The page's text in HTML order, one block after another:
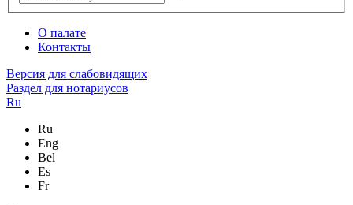
О палате
Контакты
Версия для слабовидящих
Раздел для нотариусов
Ru
Ru
Eng
Bel
Es
Fr